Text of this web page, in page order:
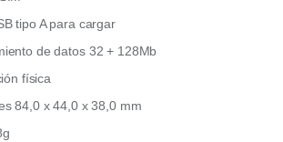
tipo A para cargar
de datos 32 + 128Mb
física
84,0 x 44,0 x 38,0 mm